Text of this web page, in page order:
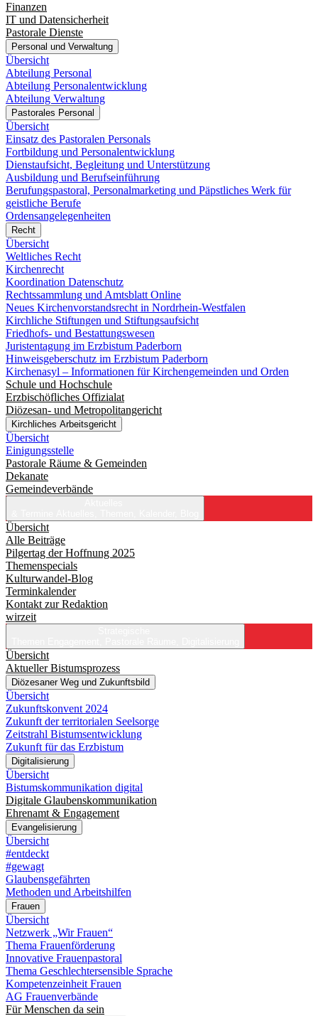
Finanzen
IT und Datensicherheit
Pastorale Dienste
Personal und Verwaltung
Übersicht
Abteilung Personal
Abteilung Personalentwicklung
Abteilung Verwaltung
Pastorales Personal
Übersicht
Einsatz des Pastoralen Personals
Fortbildung und Personalentwicklung
Dienstaufsicht, Begleitung und Unterstützung
Ausbildung und Berufseinführung
Berufungspastoral, Personalmarketing und Päpstliches Werk für
geistliche Berufe
Ordensangelegenheiten
Recht
Übersicht
Weltliches Recht
Kirchenrecht
Koordination Datenschutz
Rechtssammlung und Amtsblatt Online
Neues Kirchenvorstandsrecht in Nordrhein-Westfalen
Kirchliche Stiftungen und Stiftungsaufsicht
Friedhofs- und Bestattungswesen
Juristentagung im Erzbistum Paderborn
Hinweisgeberschutz im Erzbistum Paderborn
Kirchenasyl – Informationen für Kirchengemeinden und Orden
Schule und Hochschule
Erzbischöfliches Offizialat
Diözesan- und Metropolitangericht
Kirchliches Arbeitsgericht
Übersicht
Einigungsstelle
Pastorale Räume & Gemeinden
Dekanate
Gemeindeverbände
Übersicht
Alle Beiträge
Pilgertag der Hoffnung 2025
Themenspecials
Kulturwandel-Blog
Terminkalender
Kontakt zur Redaktion
wirzeit
Übersicht
Aktueller Bistumsprozess
Diözesaner Weg und Zukunftsbild
Übersicht
Zukunftskonvent 2024
Zukunft der territorialen Seelsorge
Zeitstrahl Bistumsentwicklung
Zukunft für das Erzbistum
Digitalisierung
Übersicht
Bistumskommunikation digital
Digitale Glaubenskommunikation
Ehrenamt & Engagement
Evangelisierung
Übersicht
#entdeckt
#gewagt
Glaubensgefährten
Methoden und Arbeitshilfen
Frauen
Übersicht
Netzwerk „Wir Frauen“
Thema Frauenförderung
Innovative Frauenpastoral
Thema Geschlechtersensible Sprache
Kompetenzeinheit Frauen
AG Frauenverbände
Für Menschen da sein